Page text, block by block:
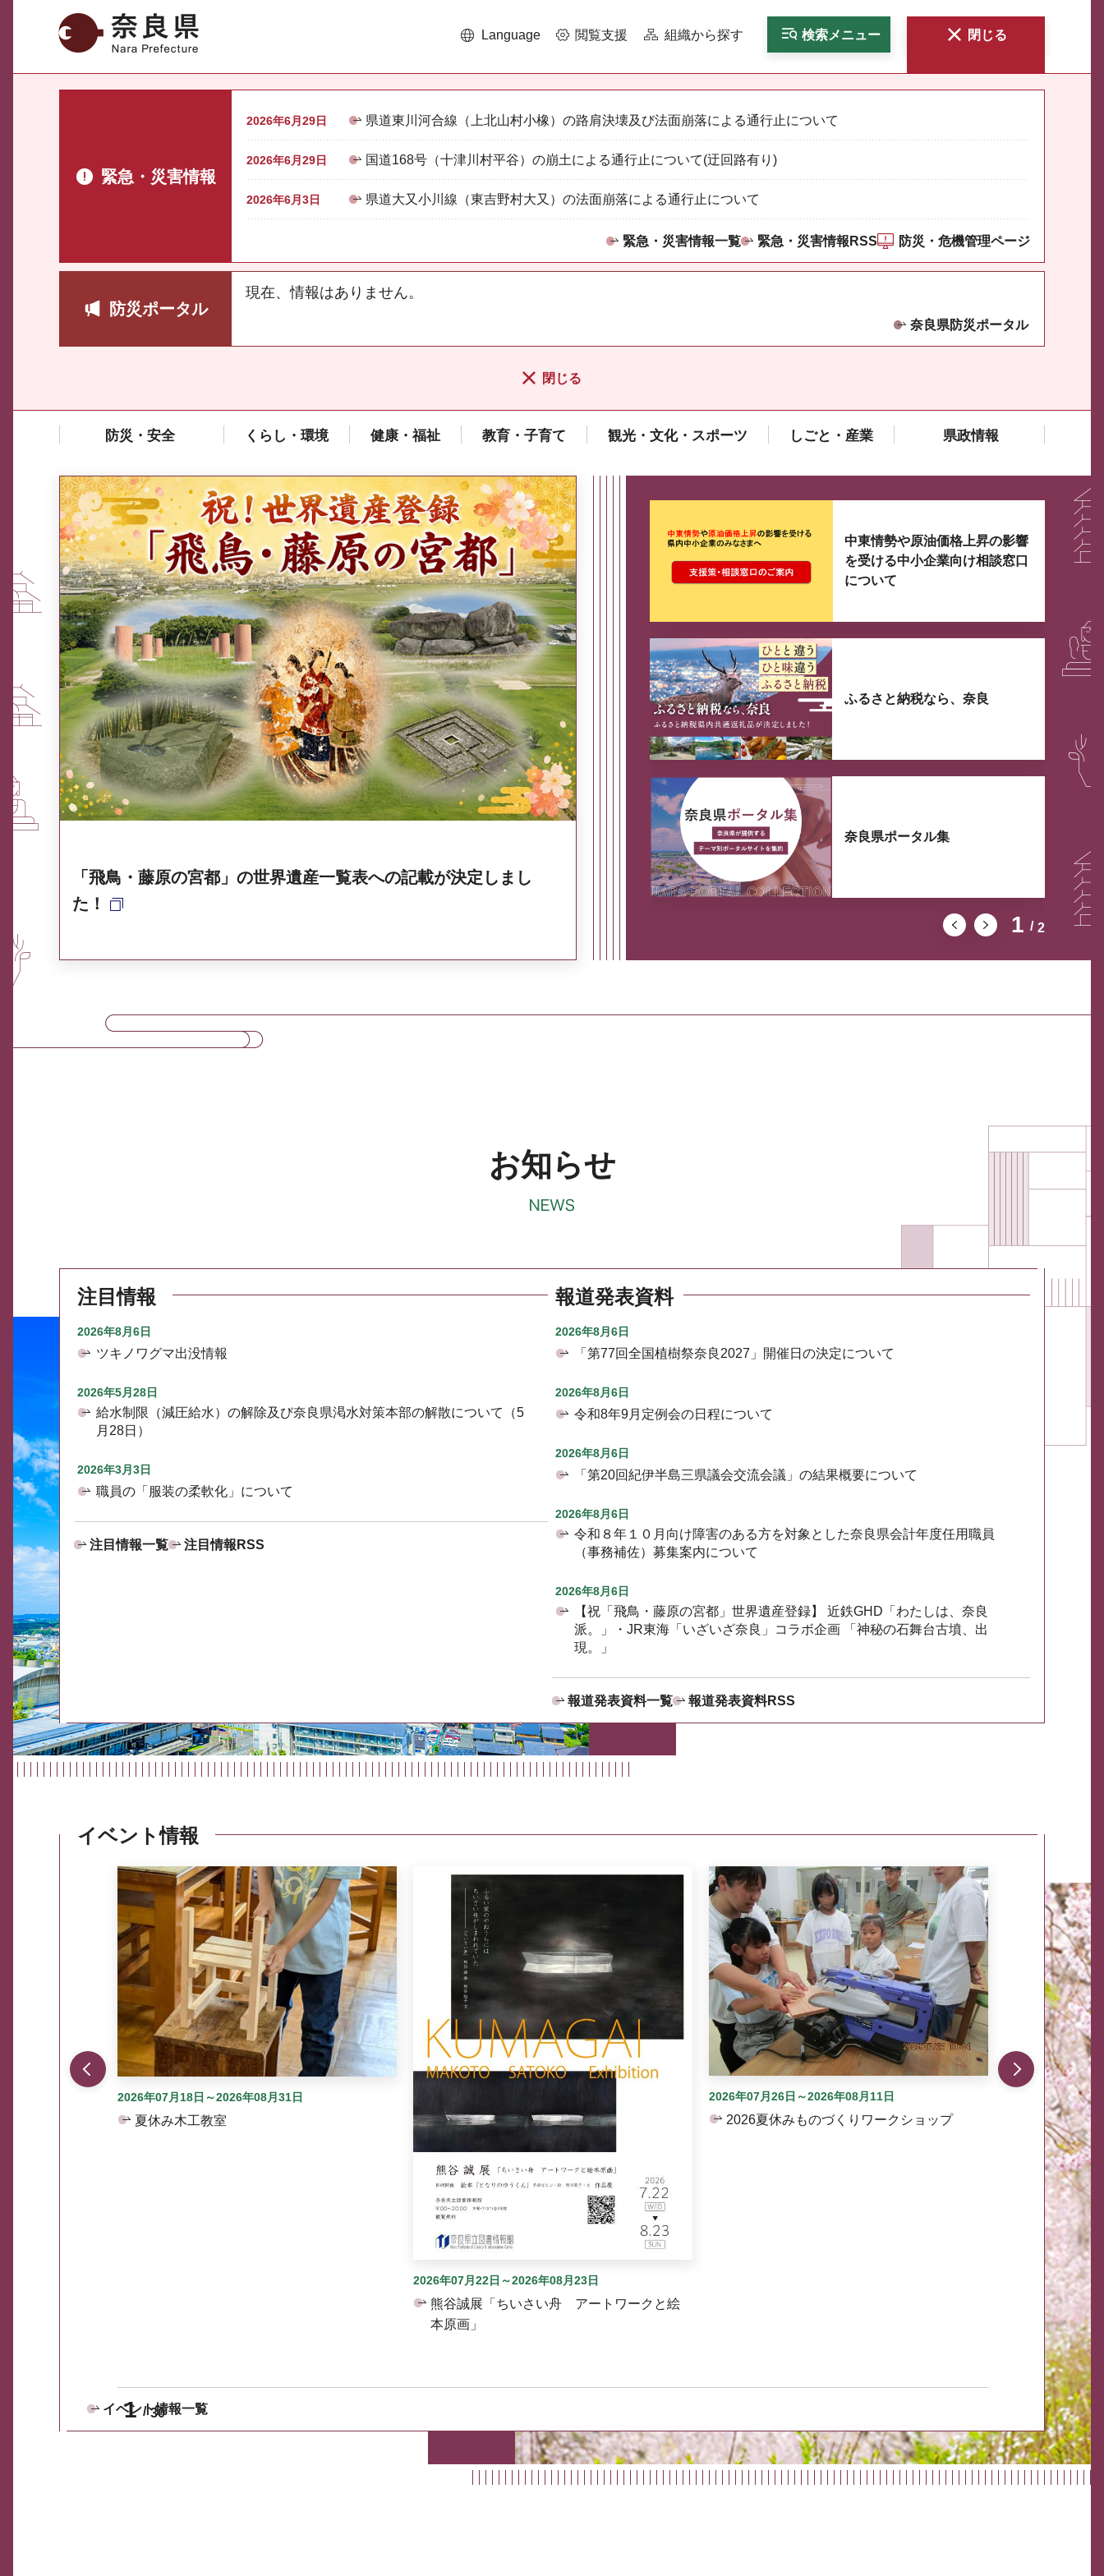
奈良県 Language 閲覧支援 組織から探す 検索メニュー 閉じる
緊急・災害情報
2026年6月29日 県道東川河合線（上北山村小橡）の路肩決壊及び法面崩落による通行止について
2026年6月29日 国道168号（十津川村平谷）の崩土による通行止について(迂回路有り)
2026年6月3日 県道大又小川線（東吉野村大又）の法面崩落による通行止について
緊急・災害情報一覧 緊急・災害情報RSS 防災・危機管理ページ
防災ポータル
現在、情報はありません。
奈良県防災ポータル
閉じる
防災・安全 くらし・環境 健康・福祉 教育・子育て 観光・文化・スポーツ しごと・産業 県政情報
「飛鳥・藤原の宮都」の世界遺産一覧表への記載が決定しまし
た！
ここから最大3つずつ情報が表示されるスライダーがあります。
1 2
中東情勢や原油価格上昇の影響
を受ける中小企業向け相談窓口
について
ふるさと納税なら、奈良
県広報誌「県民だより奈良」
2026年8月号
奈良県政策集
中東情勢や原油価格上昇の影響
を受ける中小企業向け相談窓口
について
ふるさと納税なら、奈良
奈良県ポータル集
お知らせ
注目情報
2026年8月6日
ツキノワグマ出没情報
2026年5月28日
給水制限（減圧給水）の解除及び奈良県渇水対策本部の解散について（5
月28日）
2026年3月3日
職員の「服装の柔軟化」について
注目情報一覧 注目情報RSS
報道発表資料
2026年8月6日
「第77回全国植樹祭奈良2027」開催日の決定について
2026年8月6日
令和8年9月定例会の日程について
2026年8月6日
「第20回紀伊半島三県議会交流会議」の結果概要について
2026年8月6日
令和８年１０月向け障害のある方を対象とした奈良県会計年度任用職員
（事務補佐）募集案内について
2026年8月6日
【祝「飛鳥・藤原の宮都」世界遺産登録】 近鉄GHD「わたしは、奈良
派。」・JR東海「いざいざ奈良」コラボ企画 「神秘の石舞台古墳、出
現。」
報道発表資料一覧 報道発表資料RSS
イベント情報
1 30
2026年07月18日～2026年08月31日
夏休み木工教室
2026年07月22日～2026年08月23日
熊谷誠展「ちいさい舟 アートワークと絵
本原画」
2026年07月26日～2026年08月11日
2026夏休みものづくりワークショップ
イベント情報一覧